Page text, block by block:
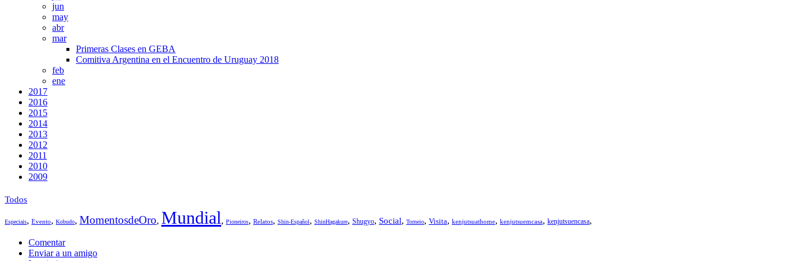
jun
may
abr
mar
Primeras Clases en GEBA
Comitiva Argentina en el Encuentro de Uruguay 2018
feb
ene
2017
2016
2015
2014
2013
2012
2011
2010
2009
Todos
Especiais, Evento, Kobudo, MomentosdeOro, Mundial, Pioneiros, Relatos, Shin-Español, ShinHagakure, Shugyo, Social, Torneio, Visita, kenjutsuathome, kenjutsuemcasa, kenjutsuencasa,
Comentar
Enviar a un amigo